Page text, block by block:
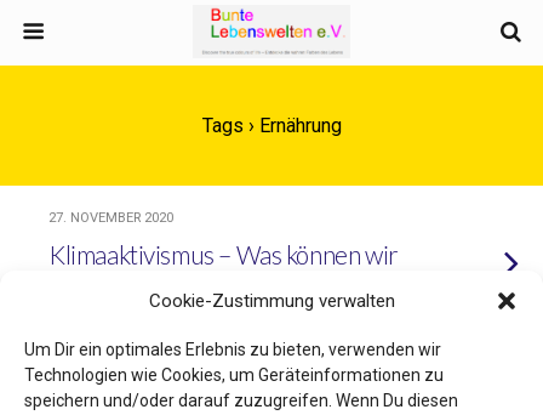
Cookie-Zustimmung verwalten
Um Dir ein optimales Erlebnis zu bieten, verwenden wir
Technologien wie Cookies, um Geräteinformationen zu
speichern und/oder darauf zuzugreifen. Wenn Du diesen
Tags › Ernährung
27. NOVEMBER 2020
Klimaaktivismus – Was können wir
Zum Seitenanfang